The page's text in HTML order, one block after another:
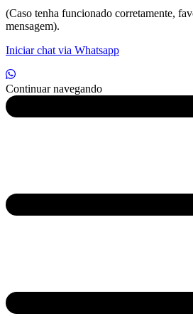
(Caso tenha funcionado corretamente,
mensagem).
Iniciar chat via Whatsapp
Continuar navegando